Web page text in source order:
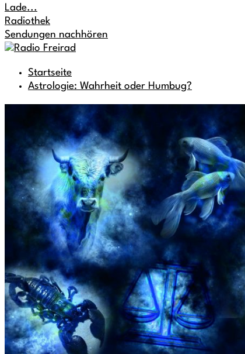
Lade...
Radiothek
Sendungen nachhören
Startseite
Astrologie: Wahrheit oder Humbug?